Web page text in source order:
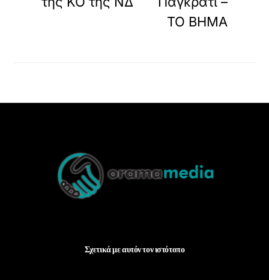
ΤΟ ΒΗΜΑ
Top
Σχετικά με αυτόν τον ιστότοπο